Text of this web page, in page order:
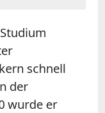
schnell
der
wurde er